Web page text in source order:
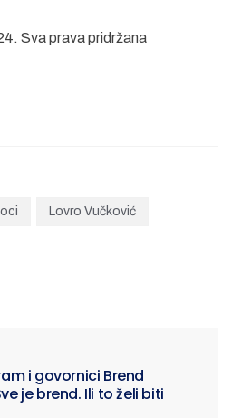
Sva prava pridržana
Lovro Vučković
i govornici Brend
je brend. Ili to želi biti